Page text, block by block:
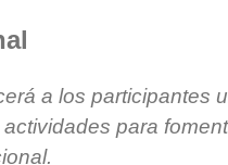
a los participantes
para